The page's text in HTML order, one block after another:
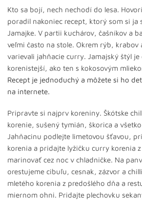
Kto sa bojí, nech nechodí do lesa.
poradil nakoniec recept, ktorý som si ja
Jamajke. V partii kuchárov, čašníkov a
veľmi často na stole. Okrem rýb, krabov
varievali jahňacie curry. Jamajský štýl
korenistejší, ako ten s kokosovým
Recept je jednoduchý a môžete si ho
na internete.
Pripravte si najprv koreniny. Škótske
korenie, sušený tymián, škorica a
Jahňacinu podlejte limetovou šťavou,
korenia a pridajte lyžičku curry korenia
marinovať cez noc v chladničke. Na
orestujeme cibuľu, cesnak, zázvor a
mletého korenia z predošlého dňa a
miernom ohni. Pridajte plechovku